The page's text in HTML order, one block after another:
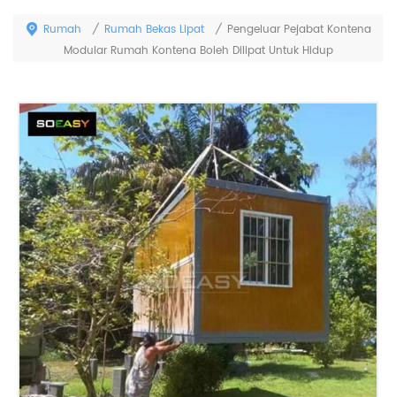
Rumah / Rumah Bekas Lipat / Pengeluar Pejabat Kontena
Modular Rumah Kontena Boleh Dilipat Untuk Hidup